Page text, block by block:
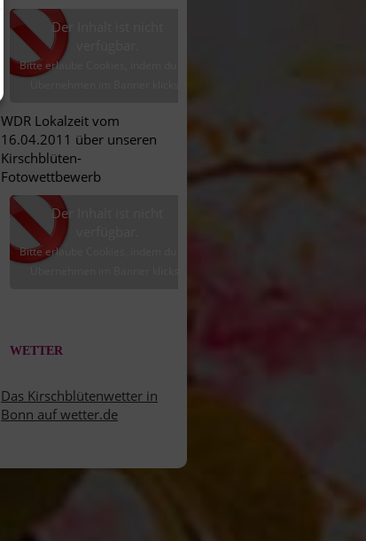
Der Inhalt ist nicht
Bitte erlaube Cookies, indem du auf
WDR Lokalzeit vom
16.04.2011 über unseren
Kirschblüten-
Fotowettbewerb
Der Inhalt ist nicht
Bitte erlaube Cookies, indem du auf
WETTER
Das Kirschblütenwetter in
Bonn auf wetter.de